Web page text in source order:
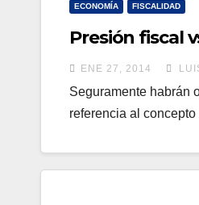
ECONOMÍA FISCALIDAD
Presión fiscal
ENE 27, 2014
Seguramente habrán
referencia al